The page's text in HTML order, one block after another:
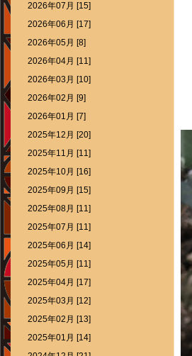
2026年07月 [15]
2026年06月 [17]
2026年05月 [8]
2026年04月 [11]
2026年03月 [10]
2026年02月 [9]
2026年01月 [7]
2025年12月 [20]
2025年11月 [11]
2025年10月 [16]
2025年09月 [15]
2025年08月 [11]
2025年07月 [11]
2025年06月 [14]
2025年05月 [11]
2025年04月 [17]
2025年03月 [12]
2025年02月 [13]
2025年01月 [14]